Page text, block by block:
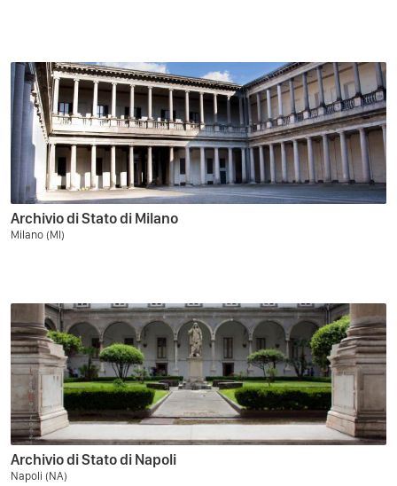
Archivio di Stato di Milano
Milano (MI)
Archivio di Stato di Napoli
Napoli (NA)